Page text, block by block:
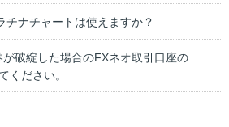
チナチャートは使えますか？
破綻した場合のFXネオ取引口座の
ください。